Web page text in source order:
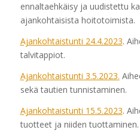
ennaltaehkäisy ja uudistettu
ajankohtaisista hoitotoimista.
Ajankohtaistunti 24.4.2023.
talvitappiot.
Ajankohtaistunti 3.5.2023.
sekä tautien tunnistaminen.
Ajankohtaistunti 15.5.2023.
tuotteet ja niiden tuottaminen.